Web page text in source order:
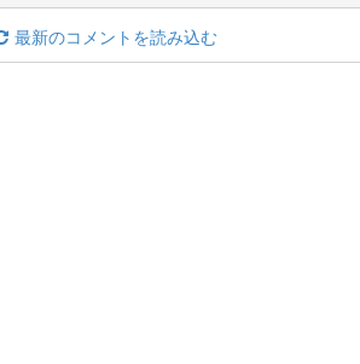
ゾルデ(魔王級)募集
最新のコメントを読み込む